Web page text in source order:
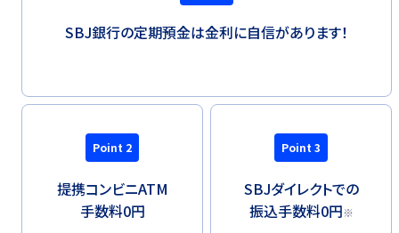
SBJ銀行の定期預金は金利に自信があります！
Point 2
提携コンビニATM
手数料0円
Point 3
SBJダイレクトでの
振込手数料0円※